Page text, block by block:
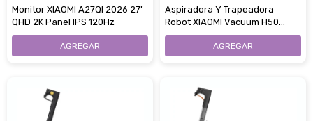
Monitor XIAOMI A27QI 2026 27'
QHD 2K Panel IPS 120Hz
Aspiradora Y Trapeadora
Robot XIAOMI Vacuum H50
10000 Pa